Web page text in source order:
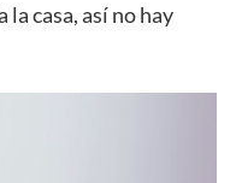
la casa, así no hay